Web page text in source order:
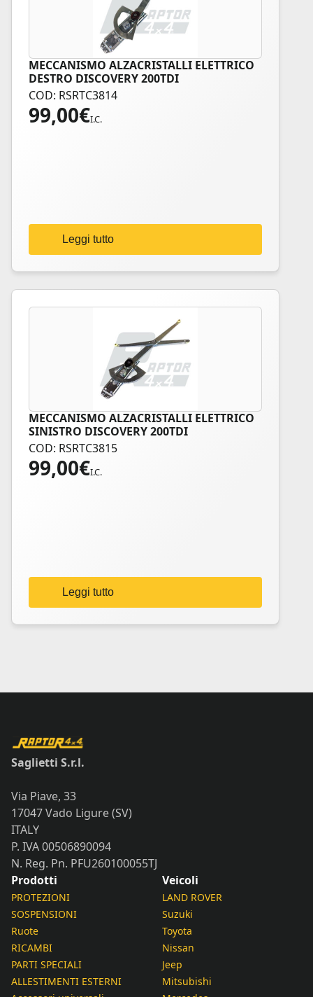
MECCANISMO ALZACRISTALLI ELETTRICO
DESTRO DISCOVERY 200TDI
COD: RSRTC3814
99,00€I.C.
Leggi tutto
MECCANISMO ALZACRISTALLI ELETTRICO
SINISTRO DISCOVERY 200TDI
COD: RSRTC3815
99,00€I.C.
Leggi tutto
Saglietti S.r.l.
Via Piave, 33
17047 Vado Ligure (SV)
ITALY
P. IVA 00506890094
N. Reg. Pn. PFU260100055TJ
Prodotti
PROTEZIONI
SOSPENSIONI
Ruote
RICAMBI
PARTI SPECIALI
ALLESTIMENTI ESTERNI
Veicoli
LAND ROVER
Suzuki
Toyota
Nissan
Jeep
Mitsubishi